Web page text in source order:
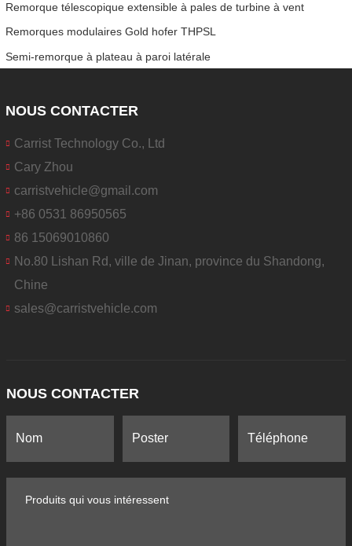
Remorque télescopique extensible à pales de turbine à vent
Remorques modulaires Gold hofer THPSL
Semi-remorque à plateau à paroi latérale
NOUS CONTACTER
Carrist Technology Co., Ltd
Cary Zhou
carristvehicle@gmail.com
+86 0531 86950565
86 15069010860
No.80 Lishan Rd, ville de Jinan, province du Shandong,
Chine
sales@carristvehicle.com
NOUS CONTACTER